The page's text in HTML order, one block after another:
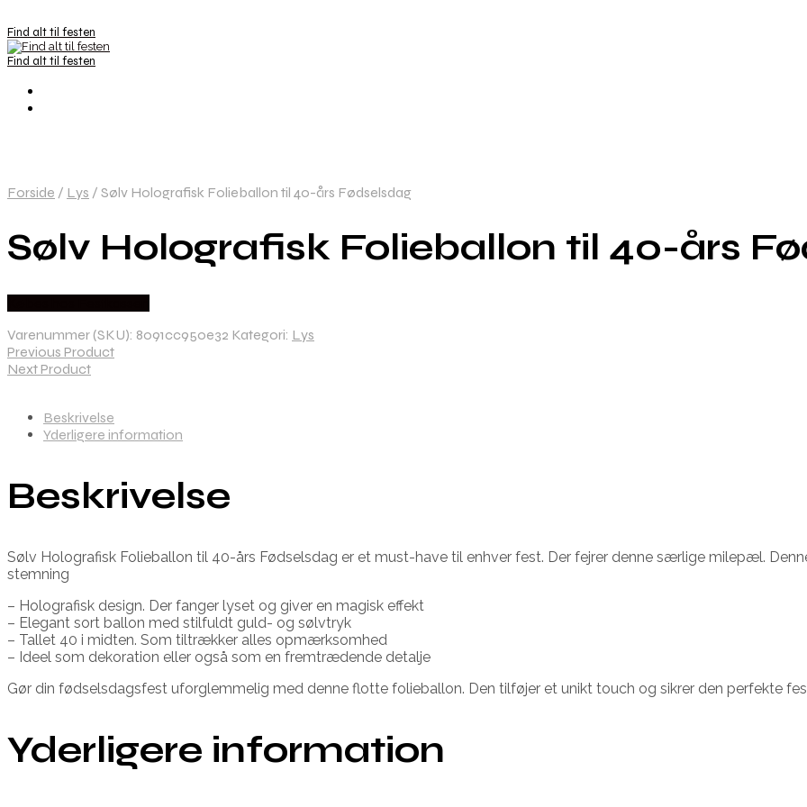
Find alt til festen
Find alt til festen
Forside / Lys / Sølv Holografisk Folieballon til 40-års Fødselsdag
Sølv Holografisk Folieballon til 40-års
Varenummer (SKU): 8091cc950e32 Kategori: Lys
Previous Product
Next Product
Beskrivelse
Yderligere information
Beskrivelse
Sølv Holografisk Folieballon til 40-års Fødselsdag er et must-have til enhver fest. Der fejrer denne særlige milepæl.
stemning
– Holografisk design. Der fanger lyset og giver en magisk effekt
– Elegant sort ballon med stilfuldt guld- og sølvtryk
– Tallet 40 i midten. Som tiltrækker alles opmærksomhed
– Ideel som dekoration eller også som en fremtrædende detalje
Gør din fødselsdagsfest uforglemmelig med denne flotte folieballon. Den tilføjer et unikt touch og sikrer den perfekte
Yderligere information